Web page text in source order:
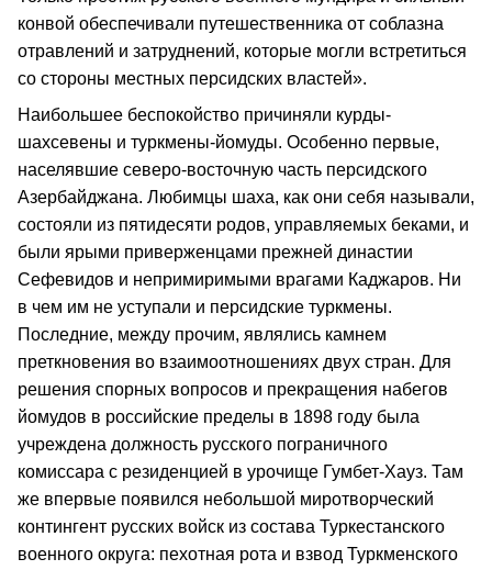
конвой обеспечивали путешественника от соблазна
отравлений и затруднений, которые могли встретиться
со стороны местных персидских властей».
Наибольшее беспокойство причиняли курды-
шахсевены и туркмены-йомуды. Особенно первые,
населявшие северо-восточную часть персидского
Азербайджана. Любимцы шаха, как они себя называли,
состояли из пятидесяти родов, управляемых беками, и
были ярыми приверженцами прежней династии
Сефевидов и непримиримыми врагами Каджаров. Ни
в чем им не уступали и персидские туркмены.
Последние, между прочим, являлись камнем
преткновения во взаимоотношениях двух стран. Для
решения спорных вопросов и прекращения набегов
йомудов в российские пределы в 1898 году была
учреждена должность русского пограничного
комиссара с резиденцией в урочище Гумбет-Хауз. Там
же впервые появился небольшой миротворческий
контингент русских войск из состава Туркестанского
военного округа: пехотная рота и взвод Туркменского